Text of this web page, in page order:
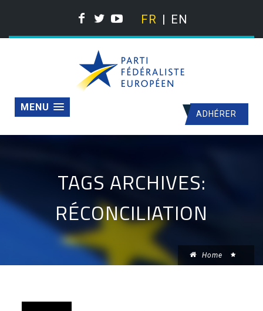
FR EN
ADHÉRER
MENU
TAGS ARCHIVES:
RÉCONCILIATION
Home